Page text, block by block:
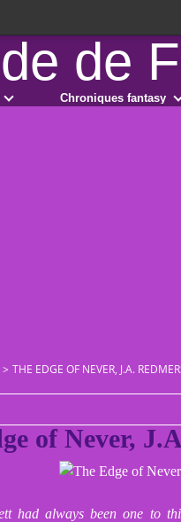
Chroniques fantasy
> THE EDGE OF NEVER, J.A.
of Never,
had always been one to